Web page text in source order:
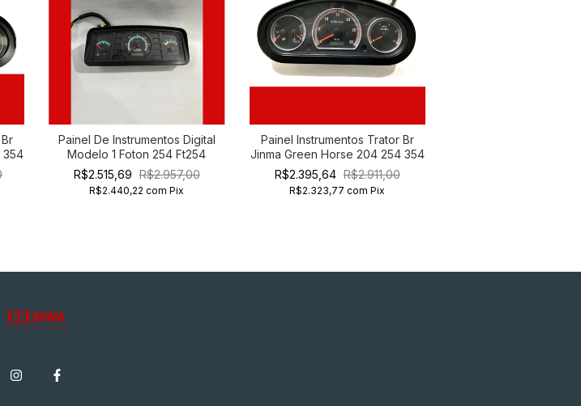
354
Painel De Instrumentos Digital
Modelo 1 Foton 254 Ft254
R$2.515,69 R$2.957,00
R$2.440,22com Pix
Painel Instrumentos Trator Br
Jinma Green Horse 204 254 354
R$2.395,64 R$2.911,00
R$2.323,77com Pix